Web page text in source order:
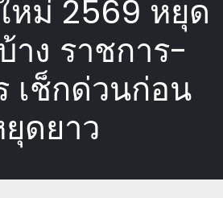
หม่ 2569 หยุด
าง ราชการ-
เช็กด่วนก่อน
ดยาว